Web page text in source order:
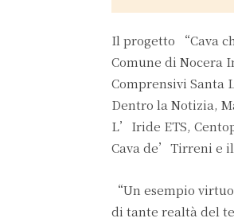
Il progetto “Cava
Comune di Nocera
Comprensivi Santa
Dentro la Notizia,
L’Iride ETS,
Cava de’Tirreni e
“Un esempio
di tante realtà del